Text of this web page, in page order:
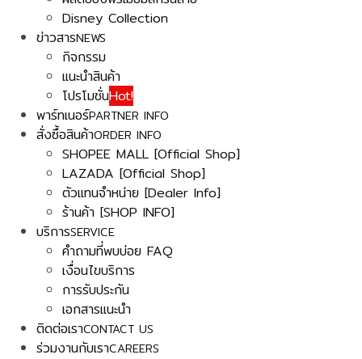
Disney Collection
ข่าวสารNEWS
กิจกรรม
แนะนำสินค้า
โปรโมชั่นHot!
พาร์ทเนอร์PARTNER INFO
สั่งซื้อสินค้าORDER INFO
SHOPEE MALL [Official Shop]
LAZADA [Official Shop]
ตัวแทนจำหน่าย [Dealer Info]
ร้านค้า [SHOP INFO]
บริการSERVICE
คำถามที่พบบ่อย FAQ
เงื่อนไขบริการ
การรับประกัน
เอกสารแนะนำ
ติดต่อเราCONTACT US
ร่วมงานกับเราCAREERS